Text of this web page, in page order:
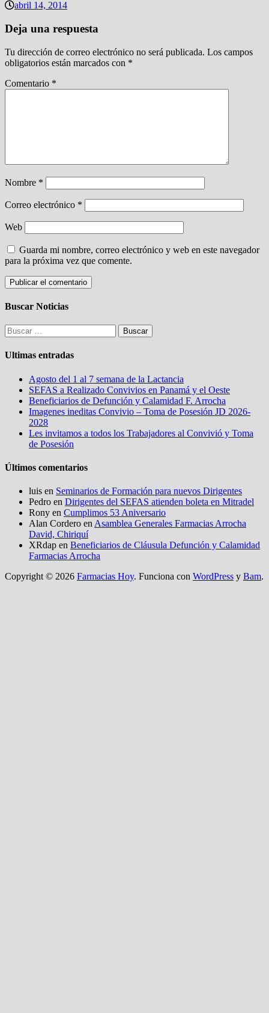
abril 14, 2014
Deja una respuesta
Tu dirección de correo electrónico no será publicada. Los campos
obligatorios están marcados con *
Comentario *
Nombre *
Correo electrónico *
Web
Guarda mi nombre, correo electrónico y web en este navegador
para la próxima vez que comente.
Buscar Noticias
Buscar:
Ultimas entradas
Agosto del 1 al 7 semana de la Lactancia
SEFAS a Realizado Convivios en Panamá y el Oeste
Beneficiarios de Defunción y Calamidad F. Arrocha
Imagenes ineditas Convivio – Toma de Posesión JD 2026-
2028
Les invitamos a todos los Trabajadores al Convivió y Toma
de Posesión
Últimos comentarios
luis en Seminarios de Formación para nuevos Dirigentes
Pedro en Dirigentes del SEFAS atienden boleta en Mitradel
Rony en Cumplimos 53 Aniversario
Alan Cordero en Asamblea Generales Farmacias Arrocha
David, Chiriquí
XRdap en Beneficiarios de Cláusula Defunción y Calamidad
Farmacias Arrocha
Copyright © 2026 Farmacias Hoy. Funciona con WordPress y Bam.